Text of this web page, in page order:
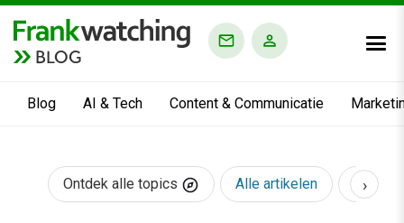
BLOG
Blog AI & Tech Content & Communicatie
Ontdek alle topics Alle artikelen AI &
›